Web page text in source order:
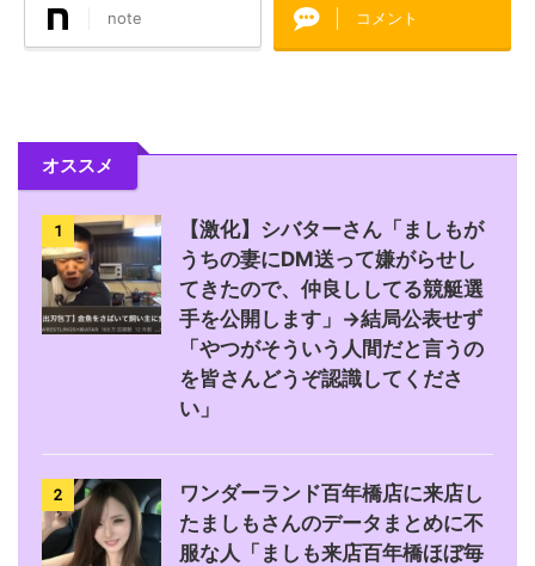
note コメント
オススメ
1
【激化】シバターさん「ましもが
うちの妻にDM送って嫌がらせし
てきたので、仲良ししてる競艇選
手を公開します」→結局公表せず
「やつがそういう人間だと言うの
を皆さんどうぞ認識してくださ
い」
2
ワンダーランド百年橋店に来店し
たましもさんのデータまとめに不
服な人「ましも来店百年橋ほぼ毎